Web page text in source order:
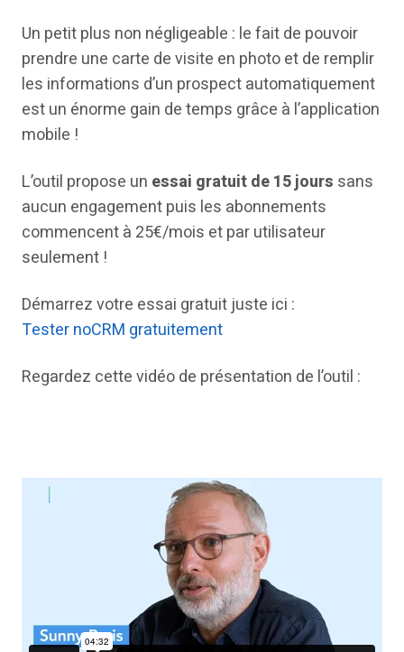
Un petit plus non négligeable : le fait de pouvoir
prendre une carte de visite en photo et de remplir
les informations d’un prospect automatiquement
est un énorme gain de temps grâce à l’application
mobile !
L’outil propose un essai gratuit de 15 jours sans
aucun engagement puis les abonnements
commencent à 25€/mois et par utilisateur
seulement !
Démarrez votre essai gratuit juste ici :
Tester noCRM gratuitement
Regardez cette vidéo de présentation de l’outil :